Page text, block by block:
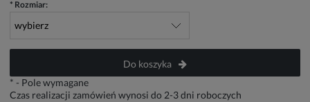
* Rozmiar:
Do koszyka
* - Pole wymagane
Czas realizacji zamówień wynosi do 2-3 dni roboczych